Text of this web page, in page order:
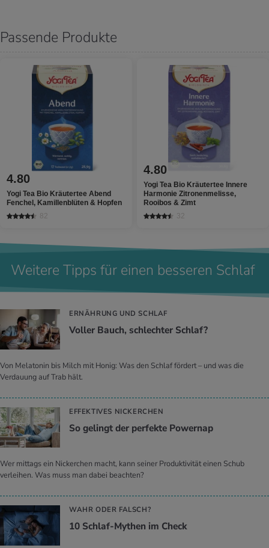
Passende Produkte
4.80
Yogi Tea Bio Kräutertee Abend
Fenchel, Kamillenblüten & Hopfen
82
4.80
Yogi Tea Bio Kräutertee Innere
Harmonie Zitronenmelisse,
Rooibos & Zimt
32
Weitere Tipps für einen besseren Schlaf
ERNÄHRUNG UND SCHLAF
Vol­ler Bauch, schlech­ter Schlaf?
Von Melatonin bis Milch mit Honig: Was den Schlaf fördert – und was die
Verdauung auf Trab hält.
EFFEKTIVES NICKERCHEN
So ge­lingt der per­fek­te Power­nap
Wer mittags ein Nickerchen macht, kann seiner Produktivität einen Schub
verleihen. Was muss man dabei beachten?
WAHR ODER FALSCH?
10 Schlaf-My­then im Check